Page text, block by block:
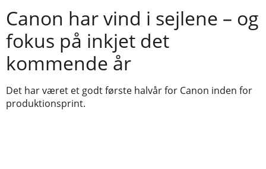
Canon har vind i sejlene – og
fokus på inkjet det
kommende år
Det har været et godt første halvår for Canon inden for
produktionsprint.